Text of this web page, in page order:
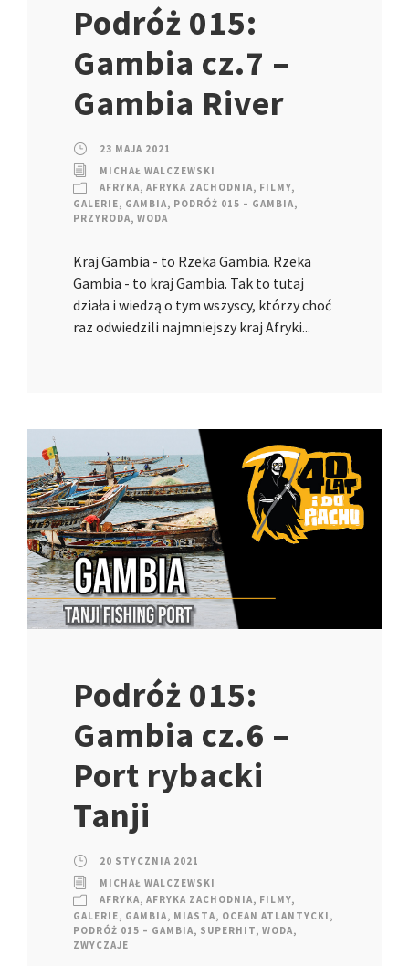
Podróż 015:
Gambia cz.7 –
Gambia River
23 MAJA 2021
MICHAŁ WALCZEWSKI
AFRYKA, AFRYKA ZACHODNIA, FILMY,
GALERIE, GAMBIA, PODRÓŻ 015 – GAMBIA,
PRZYRODA, WODA
Kraj Gambia - to Rzeka Gambia. Rzeka
Gambia - to kraj Gambia. Tak to tutaj
działa i wiedzą o tym wszyscy, którzy choć
raz odwiedzili najmniejszy kraj Afryki...
Podróż 015:
Gambia cz.6 –
Port rybacki
Tanji
20 STYCZNIA 2021
MICHAŁ WALCZEWSKI
AFRYKA, AFRYKA ZACHODNIA, FILMY,
GALERIE, GAMBIA, MIASTA, OCEAN ATLANTYCKI ,
PODRÓŻ 015 – GAMBIA, SUPERHIT, WODA,
ZWYCZAJE